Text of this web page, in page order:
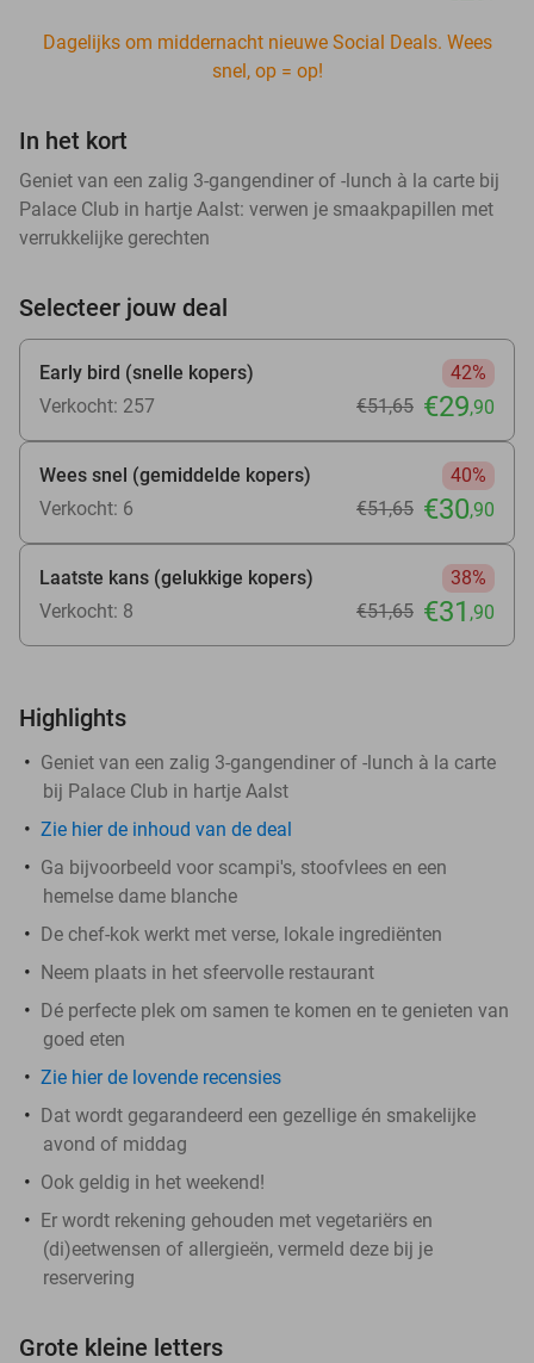
Dagelijks om middernacht nieuwe Social Deals. Wees
snel, op = op!
In het kort
Geniet van een zalig 3-gangendiner of -lunch à la carte bij
Palace Club in hartje Aalst: verwen je smaakpapillen met
verrukkelijke gerechten
Selecteer jouw deal
Early bird (snelle kopers)
42%
Verkocht: 257
€51,65 €29,90
Wees snel (gemiddelde kopers)
40%
Verkocht: 6
€51,65 €30,90
Laatste kans (gelukkige kopers)
38%
Verkocht: 8
€51,65 €31 ,90
Highlights
Geniet van een zalig 3-gangendiner of -lunch à la carte
bij Palace Club in hartje Aalst
Zie hierde inhoud van de deal
Ga bijvoorbeeld voor scampi's, stoofvlees en een
hemelse dame blanche
De chef-kok werkt met verse, lokale ingrediënten
Neem plaats in het sfeervolle restaurant
Dé perfecte plek om samen te komen en te genieten van
goed eten
Zie hier de lovende recensies
Dat wordt gegarandeerd een gezellige én smakelijke
avond of middag
Ook geldig in het weekend!
Er wordt rekening gehouden met vegetariërs en
(di)eetwensen of allergieën, vermeld deze bij je
reservering
Grote kleine letters